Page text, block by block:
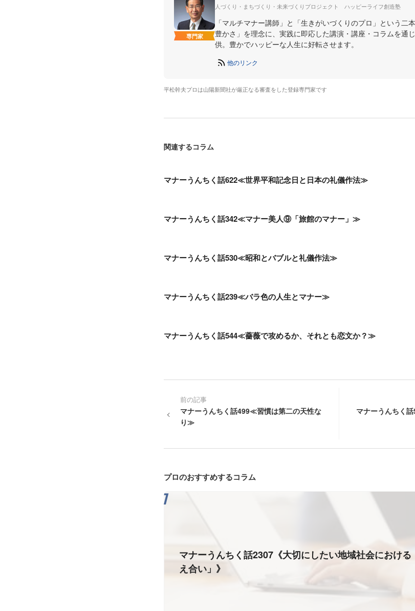
専門家
人づくり・まちづくり・未来づくりプロジェクト ハッピーライフ創造塾
「マルチマナー講師」と「生きがいづくりのプロ」という二
豊かさ」を理念に、実践に即応した講演・講座・コラムを通
供。豊かでハッピーな人生に好転させます。
他のリンク
平松幹夫プロは山陽新聞社が厳正なる審査をした登録専門家です
関連するコラム
マナーうんちく話622≪世界平和記念日と日本の礼儀作法≫
マナーうんちく話342≪マナー美人⑨「旅館のマナー」≫
マナーうんちく話530≪昭和とバブルと礼儀作法≫
マナーうんちく話239≪バラ色の人生とマナー≫
マナーうんちく話544≪薔薇で攻めるか、それとも恋文か？≫
前の記事
マナーうんちく話499≪習慣は第二の天性な
り≫
マナーうんちく
プロのおすすめするコラム
マナーうんちく話2307《大切にしたい地域社会におけ
え合い」》